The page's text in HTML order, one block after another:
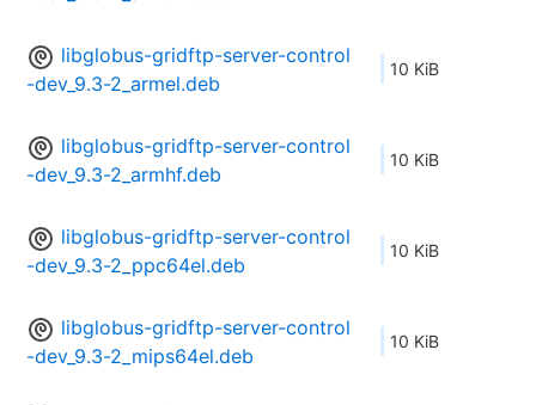
libglobus-gridftp-server-control
-dev_9.3-2_armel.deb
10 KiB
libglobus-gridftp-server-control
-dev_9.3-2_armhf.deb
10 KiB
libglobus-gridftp-server-control
-dev_9.3-2_ppc64el.deb
10 KiB
libglobus-gridftp-server-control
-dev_9.3-2_mips64el.deb
10 KiB